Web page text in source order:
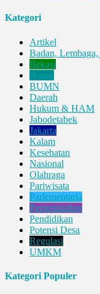
Kategori
Artikel
Badan,
Bekasi
Bogor
BUMN
Daerah
Hukum & HAM
Jabodetabek
Jakarta
Kalam
Kesehatan
Nasional
Olahraga
Pariwisata
Parlementaria
Pemerintahan
Pendidikan
Potensi Desa
Regulasi
UMKM
Kategori Populer